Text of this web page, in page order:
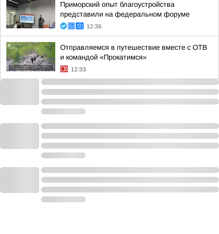
Приморский опыт благоустройства
представили на федеральном форуме
12:36
Отправляемся в путешествие вместе с ОТВ
и командой «Прокатимся»
12:33